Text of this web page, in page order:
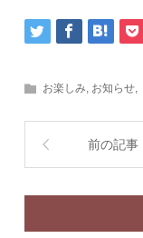
お楽しみ, お知らせ,
前の記事